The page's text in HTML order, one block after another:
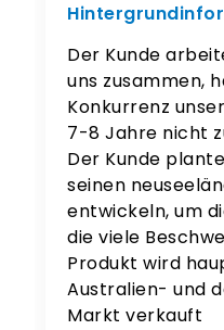
Der Kunde
uns zusammen,
Konkurrenz
7-8 Jahre nicht
Der Kunde
seinen
entwickeln, um
die viele
Produkt wird
Australien- und
Markt verkauft